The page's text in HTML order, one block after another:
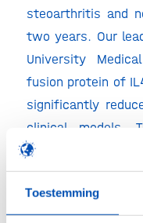
Toestemming
steoarthritis and
two years. Our
University
fusion protein of
significantly
clinical models.
fusion proteins
molecules and are
side-effects is
pain indications.”